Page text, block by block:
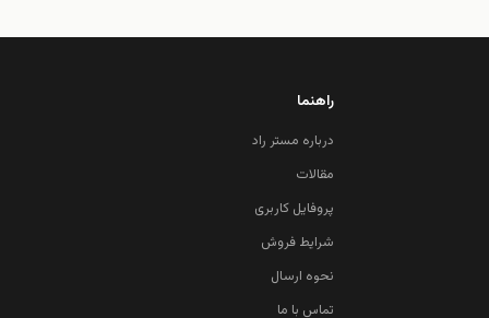
راهنما
درباره مستر راد
مقالات
پروفایل کاربری
شرایط فروش
نحوه ارسال
تماس با ما